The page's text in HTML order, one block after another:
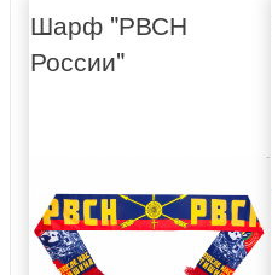
Шарф "РВСН
России"